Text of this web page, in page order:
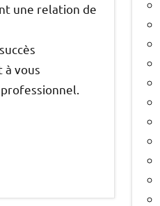
une relation de
à vous